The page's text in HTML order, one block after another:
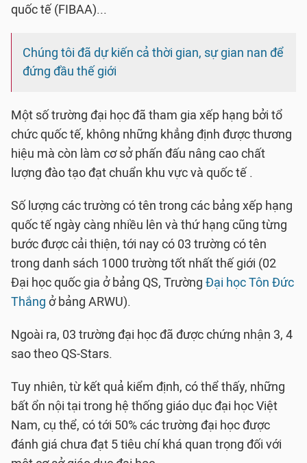
quốc tế (FIBAA)...
Chúng tôi đã dự kiến cả thời gian, sự gian nan để
đứng đầu thế giới
Một số trường đại học đã tham gia xếp hạng bởi tổ
chức quốc tế, không những khẳng định được thương
hiệu mà còn làm cơ sở phấn đấu nâng cao chất
lượng đào tạo đạt chuẩn khu vực và quốc tế .
Số lượng các trường có tên trong các bảng xếp hạng
quốc tế ngày càng nhiều lên và thứ hạng cũng từng
bước được cải thiện, tới nay có 03 trường có tên
trong danh sách 1000 trường tốt nhất thế giới (02
Đại học quốc gia ở bảng QS, Trường Đại học Tôn Đức
Thắng ở bảng ARWU).
Ngoài ra, 03 trường đại học đã được chứng nhận 3, 4
sao theo QS-Stars.
Tuy nhiên, từ kết quả kiểm định, có thể thấy, những
bất ổn nội tại trong hệ thống giáo dục đại học Việt
Nam, cụ thể, có tới 50% các trường đại học được
đánh giá chưa đạt 5 tiêu chí khá quan trọng đối với